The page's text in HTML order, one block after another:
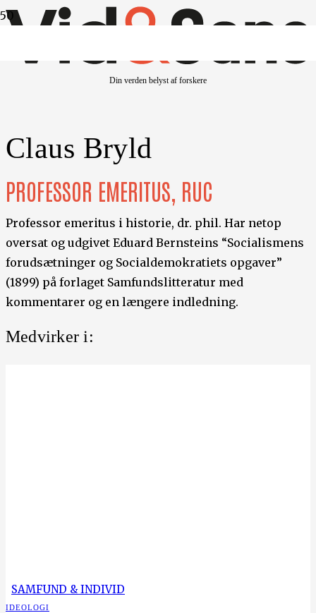
Din verden belyst af forskere
Claus Bryld
PROFESSOR EMERITUS, RUC
Professor emeritus i historie, dr. phil. Har netop
oversat og udgivet Eduard Bernsteins “Socialismens
forudsætninger og Socialdemokratiets opgaver”
(1899) på forlaget Samfundslitteratur med
kommentarer og en længere indledning.
Medvirker i:
SAMFUND & INDIVID
IDEOLOGI